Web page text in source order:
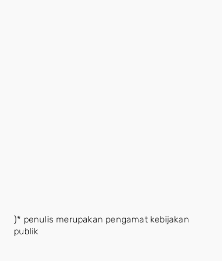
)* penulis merupakan pengamat kebijakan
publik